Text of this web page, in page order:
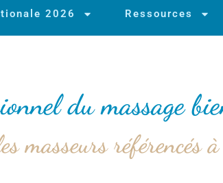
2026 Ressources
du massage
masseurs référencés